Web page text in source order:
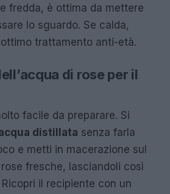
fredda, è ottima da mettere
lo sguardo. Se calda,
trattamento anti-età.
di rose per il
facile da preparare. Si
distillata senza farla
e metti in macerazione sul
fresche, lasciandoli così
Ricopri il recipiente con un